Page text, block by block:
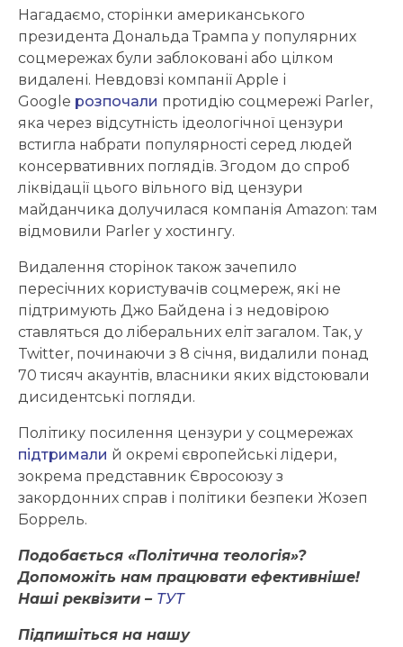
Нагадаємо, сторінки американського
президента Дональда Трампа у популярних
соцмережах були заблоковані або цілком
видалені. Невдовзі компанії Apple і
Google розпочали протидію соцмережі Parler,
яка через відсутність ідеологічної цензури
встигла набрати популярності серед людей
консервативних поглядів. Згодом до спроб
ліквідації цього вільного від цензури
майданчика долучилася компанія Amazon: там
відмовили Parler у хостингу.
Видалення сторінок також зачепило
пересічних користувачів соцмереж, які не
підтримують Джо Байдена і з недовірою
ставляться до ліберальних еліт загалом. Так, у
Twitter, починаючи з 8 січня, видалили понад
70 тисяч акаунтів, власники яких відстоювали
дисидентські погляди.
Політику посилення цензури у соцмережах
підтримали й окремі європейські лідери,
зокрема представник Євросоюзу з
закордонних справ і політики безпеки Жозеп
Боррель.
Подобається «Політична теологія»?
Допоможіть нам працювати ефективніше!
Наші реквізити – ТУТ
Підпишіться на нашу